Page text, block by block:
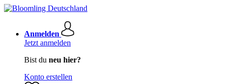
Anmelden
Jetzt anmelden
Bist du neu hier?
Konto erstellen